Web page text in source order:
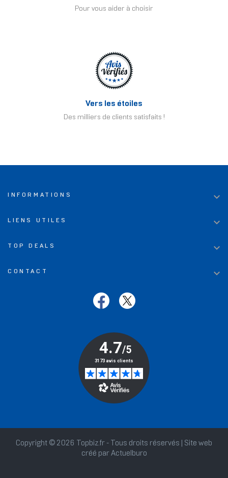
Pour vous aider à choisir
Vers les étoiles
Des milliers de clients satisfaits !
INFORMATIONS 
LIENS UTILES 
TOP DEALS 
CONTACT 
Copyright © 2026 Topbiz.fr - Tous droits réservés | Site web
créé par Actuelburo